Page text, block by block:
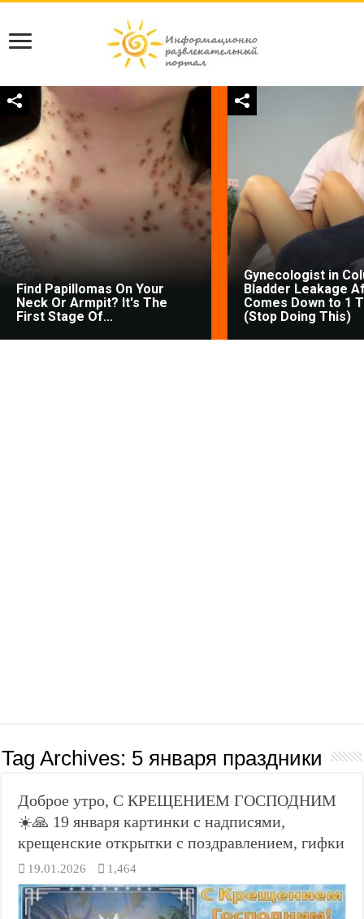
Find Papillomas On Your
Neck Or Armpit? It's The
First Stage Of...
Gynecologist in
Bladder Leakage
Comes Down to 1
(Stop Doing This)
Tag Archives: 5 января праздники
Доброе утро, С КРЕЩЕНИЕМ ГОСПОДНИМ
☀️🙏 19 января картинки с надписями,
крещенские открытки с поздравлением, гифки
19.01.2026 1,464